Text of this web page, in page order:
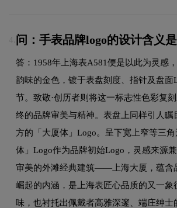
4. 问：手表品牌logo的设计含义
答：1958年上海表A581便是以此为灵感
韵味的金色，镀于表盘刻度、指针及盘面
节。致敬·创历者则将这一标志性色彩复
终的品牌审美与精神。表盘上同样引人瞩
方的「大厦体」Logo。呈下宽上窄等三
体」Logo作为品牌初始Logo，灵感来源
审美的外滩经典建筑——上海大厦，蕴含
崛起的内涵，是上海表匠心品质的又一象
味，也衬托出佩戴者高雅深邃、端庄绅士